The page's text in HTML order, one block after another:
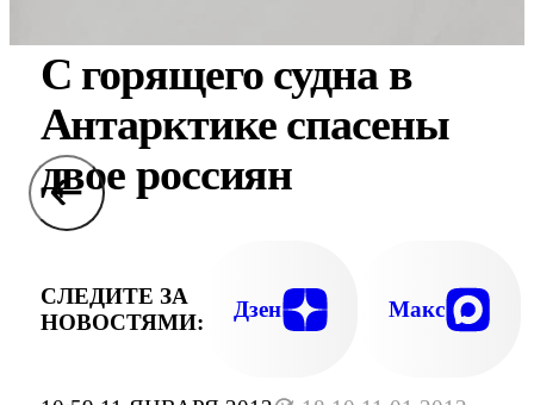
С горящего судна в
Антарктике спасены
двое россиян
СЛЕДИТЕ ЗА
НОВОСТЯМИ:
Дзен Макс